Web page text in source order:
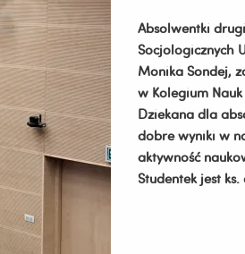
Absolwentki
Socjologicznych
Monika Sondej,
w Kolegium
Dziekana dla
dobre wyniki w
aktywność
Studentek jest